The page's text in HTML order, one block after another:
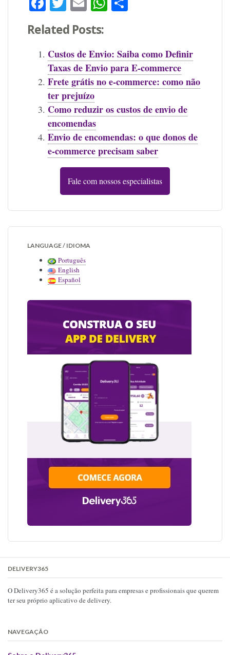
Related Posts:
Custos de Envio: Saiba como Definir
Taxas de Envio para E-commerce
Frete grátis no e-commerce: como não
ter prejuízo
Como reduzir os custos de envio de
encomendas
Envio de encomendas: o que donos de
e-commerce precisam saber
Fale com nossos especialistas
LANGUAGE / IDIOMA
Português
English
Español
DELIVERY365
O Delivery365 é a solução perfeita para empresas e profissionais que querem
ter seu próprio aplicativo de delivery.
NAVEGAÇÃO